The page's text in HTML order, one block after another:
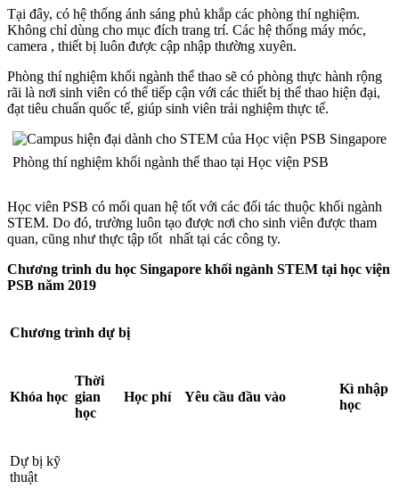
Tại đây, có hệ thống ánh sáng phủ khắp các phòng thí nghiệm.
Không chỉ dùng cho mục đích trang trí. Các hệ thống máy móc,
camera , thiết bị luôn được cập nhập thường xuyên.
Phòng thí nghiệm khối ngành thể thao sẽ có phòng thực hành rộng
rãi là nơi sinh viên có thể tiếp cận với các thiết bị thể thao hiện đại,
đạt tiêu chuẩn quốc tế, giúp sinh viên trải nghiệm thực tế.
Phòng thí nghiệm khối ngành thể thao tại Học viện PSB
Học viên PSB có mối quan hệ tốt với các đối tác thuộc khối ngành
STEM. Do đó, trường luôn tạo được nơi cho sinh viên được tham
quan, cũng như thực tập tốt nhất tại các công ty.
Chương trình du học Singapore khối ngành STEM tại học viện
PSB năm 2019
Chương trình dự bị
Khóa học
Thời
gian
học
Học phí Yêu cầu đầu vào
Kì nhập
học
Dự bị kỹ
thuật